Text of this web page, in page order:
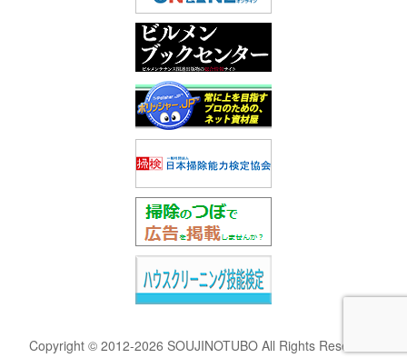
Copyright © 2012-2026 SOUJINOTUBO All Rights Reserved.